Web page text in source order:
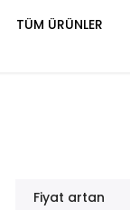
TÜM ÜRÜNLER
Fiyat artan